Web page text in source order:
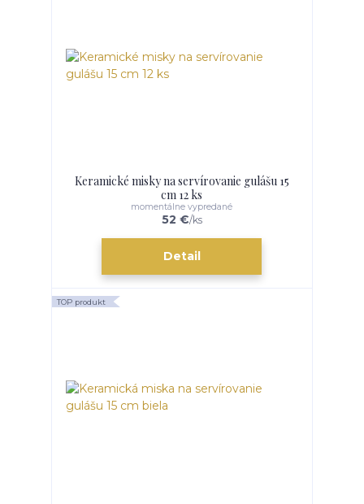
Keramické misky na servírovanie gulášu 15
cm 12 ks
52 €/ks
momentálne vypredané
Detail
TOP produkt